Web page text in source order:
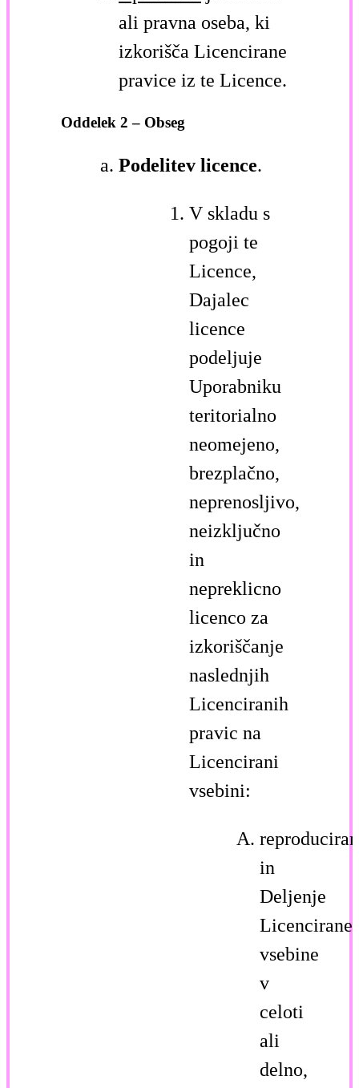
ali pravna oseba, ki
izkorišča Licencirane
pravice iz te Licence.
Oddelek 2 – Obseg
Podelitev licence.
V skladu s
pogoji te
Licence,
Dajalec
licence
podeljuje
Uporabniku
teritorialno
neomejeno,
brezplačno,
neprenosljivo,
neizključno
in
nepreklicno
licenco za
izkoriščanje
naslednjih
Licenciranih
pravic na
Licencirani
vsebini:
in
Deljenje
Licencirane
vsebine
v
celoti
ali
delno,